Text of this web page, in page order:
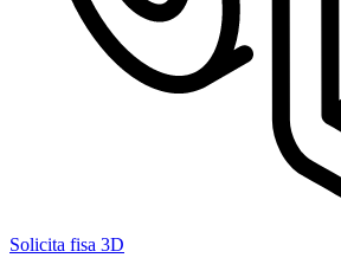
Solicita fisa 3D